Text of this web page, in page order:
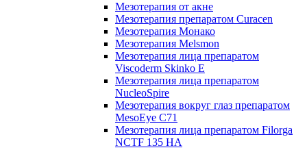
Мезотерапия от акне
Мезотерапия препаратом Curacen
Мезотерапия Монако
Мезотерапия Melsmon
Мезотерапия лица препаратом
Viscoderm Skinko E
Мезотерапия лица препаратом
NucleoSpire
Мезотерапия вокруг глаз препаратом
MesoEye С71
Мезотерапия лица препаратом Filorga
NCTF 135 HA